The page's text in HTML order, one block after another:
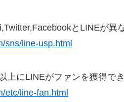
とLINEが異
sns/line-usp.html
上にLINEがファンを獲得で
etc/line-fan.html